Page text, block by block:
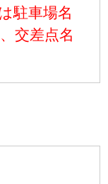
駐車場名
交差点名